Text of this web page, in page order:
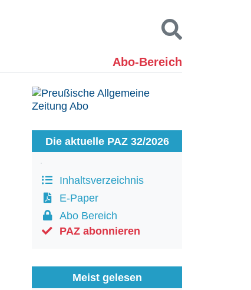
Abo-Bereich
Kontakt
Die aktuelle PAZ 32/2026
Inhaltsverzeichnis
E-Paper
Abo Bereich
PAZ abonnieren
Meist gelesen